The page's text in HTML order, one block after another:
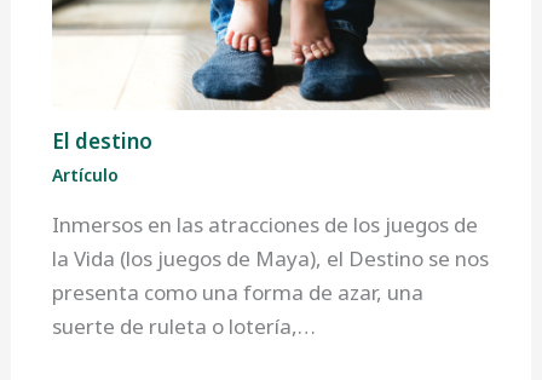
El destino
Artículo
Inmersos en las atracciones de los juegos de
la Vida (los juegos de Maya), el Destino se nos
presenta como una forma de azar, una
suerte de ruleta o lotería,…